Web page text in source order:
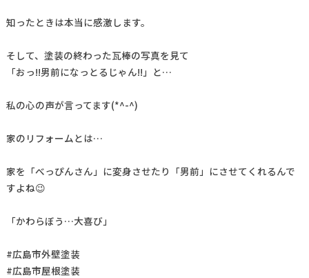
知ったときは本当に感激します。
そして、塗装の終わった瓦棒の写真を見て
「おっ!!男前になっとるじゃん!!」と…
私の心の声が言ってます(*^-^)
家のリフォームとは…
家を「べっぴんさん」に変身させたり「男前」にさせてくれるんで
すよね😉
「かわらぼう…大喜び」
#広島市外壁塗装
#広島市屋根塗装